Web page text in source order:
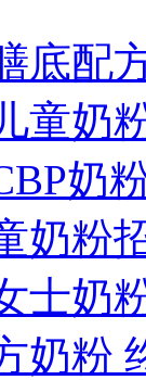
底配
童奶
奶
奶粉
士奶
奶粉